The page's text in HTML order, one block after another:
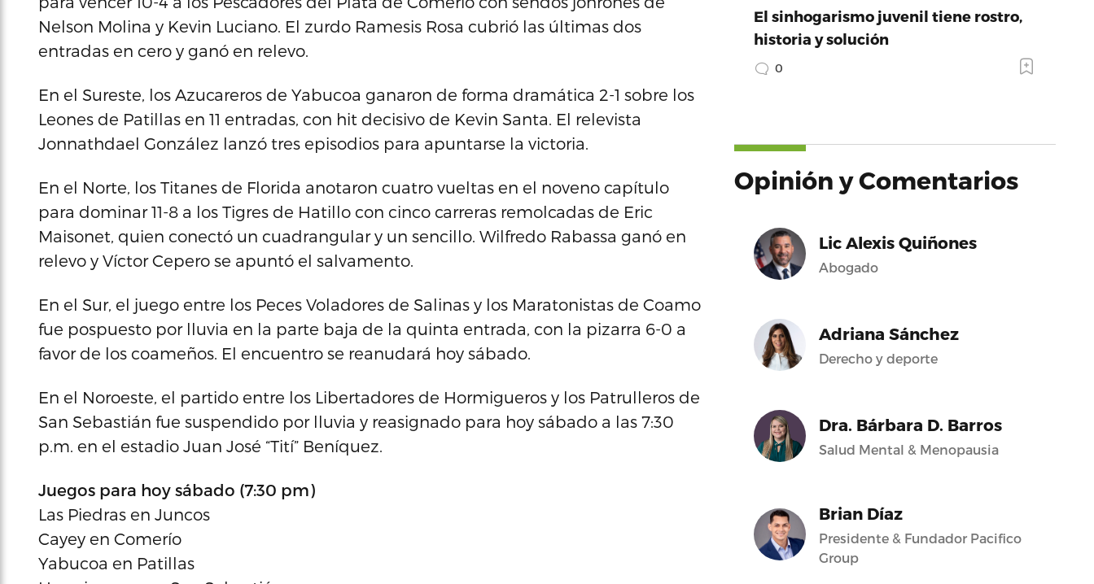
Nelson Molina y Kevin Luciano. El zurdo Ramesis Rosa cubrió las últimas dos
entradas en cero y ganó en relevo.
En el Sureste, los Azucareros de Yabucoa ganaron de forma dramática 2-1 sobre los
Leones de Patillas en 11 entradas, con hit decisivo de Kevin Santa. El relevista
Jonnathdael González lanzó tres episodios para apuntarse la victoria.
En el Norte, los Titanes de Florida anotaron cuatro vueltas en el noveno capítulo
para dominar 11-8 a los Tigres de Hatillo con cinco carreras remolcadas de Eric
Maisonet, quien conectó un cuadrangular y un sencillo. Wilfredo Rabassa ganó en
relevo y Víctor Cepero se apuntó el salvamento.
En el Sur, el juego entre los Peces Voladores de Salinas y los Maratonistas de Coamo
fue pospuesto por lluvia en la parte baja de la quinta entrada, con la pizarra 6-0 a
favor de los coameños. El encuentro se reanudará hoy sábado.
En el Noroeste, el partido entre los Libertadores de Hormigueros y los Patrulleros de
San Sebastián fue suspendido por lluvia y reasignado para hoy sábado a las 7:30
p.m. en el estadio Juan José “Tití” Beníquez.
Juegos para hoy sábado (7:30 pm)
Las Piedras en Juncos
Cayey en Comerío
Yabucoa en Patillas
El sinhogarismo juvenil tiene rostro,
historia y solución
0
Opinión y Comentarios
Lic Alexis Quiñones
Abogado
Adriana Sánchez
Derecho y deporte
Dra. Bárbara D. Barros
Salud Mental & Menopausia
Brian Díaz
Presidente & Fundador Pacifico
Group